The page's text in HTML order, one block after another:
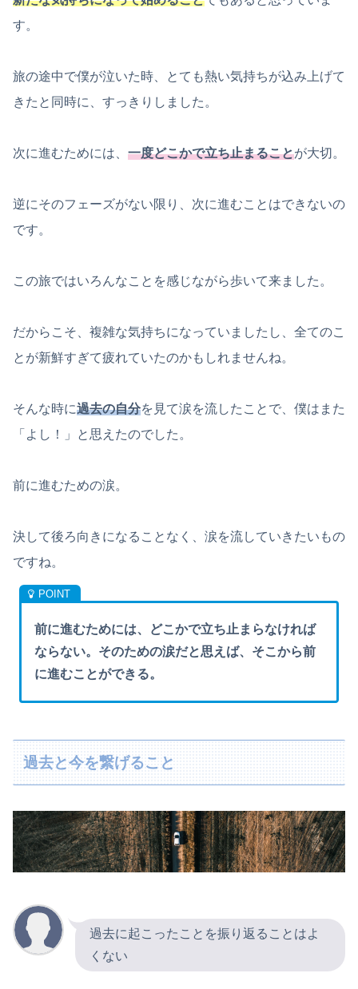
す。
旅の途中で僕が泣いた時、とても熱い気持ちが込み上げて
きたと同時に、すっきりしました。
次に進むためには、 一度どこかで立ち止まることが大切。
逆にそのフェーズがない限り、次に進むことはできないの
です。
この旅ではいろんなことを感じながら歩いて来ました。
だからこそ、複雑な気持ちになっていましたし、全てのこ
とが新鮮すぎて疲れていたのかもしれませんね。
そんな時に過去の自分を見て涙を流したことで、僕はまた
「よし！」と思えたのでした。
前に進むための涙。
決して後ろ向きになることなく、涙を流していきたいもの
ですね。
前に進むためには、どこかで立ち止まらなければ
ならない。そのための涙だと思えば、そこから前
に進むことができる。
過去と今を繋げること
過去に起こったことを振り返ることはよ
くない